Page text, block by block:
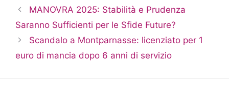
MANOVRA 2025: Stabilità e Prudenza
Saranno Sufficienti per le Sfide Future?
Scandalo a Montparnasse: licenziato per 1
euro di mancia dopo 6 anni di servizio